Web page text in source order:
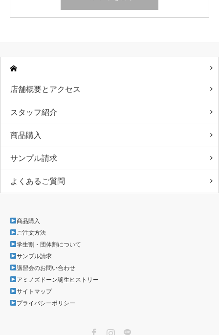
店舗概要とアクセス
スタッフ紹介
商品購入
サンプル請求
よくあるご質問
商品購入
ご注文方法
学生割・団体割について
サンプル請求
講習会のお問い合わせ
アミノズドーン誕生ヒストリー
サイトマップ
プライバシーポリシー